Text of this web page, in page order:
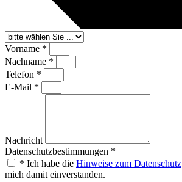
Vorname *
Nachname *
Telefon *
E-Mail *
Nachricht
Datenschutzbestimmungen *
* Ich habe die Hinweise zum Datenschutz
mich damit einverstanden.